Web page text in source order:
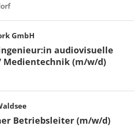
GmbH
audiovisuelle
Medientechnik (m/w/d)
Betriebsleiter (m/w/d)